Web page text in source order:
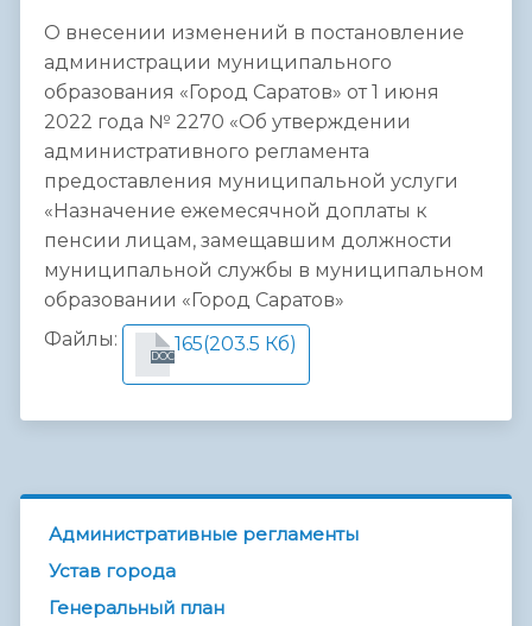
О внесении изменений в постановление
администрации муниципального
образования «Город Саратов» от 1 июня
2022 года № 2270 «Об утверждении
административного регламента
предоставления муниципальной услуги
«Назначение ежемесячной доплаты к
пенсии лицам, замещавшим должности
муниципальной службы в муниципальном
образовании «Город Саратов»
Файлы:
DOC
165(203.5 Кб)
Административные регламенты
Устав города
Генеральный план